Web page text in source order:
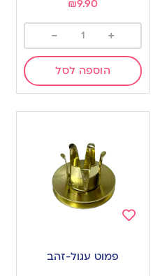
₪9.90
+
-
הוספה לסל
wishlist
פמוט עגול-זהב